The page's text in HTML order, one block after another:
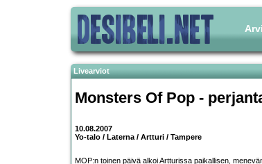
Livearviot
Monsters Of Pop -
10.08.2007
Yo-talo / Laterna / Artturi / Tampere
MOP:n toinen päivä alkoi Artturissa paikallisen,